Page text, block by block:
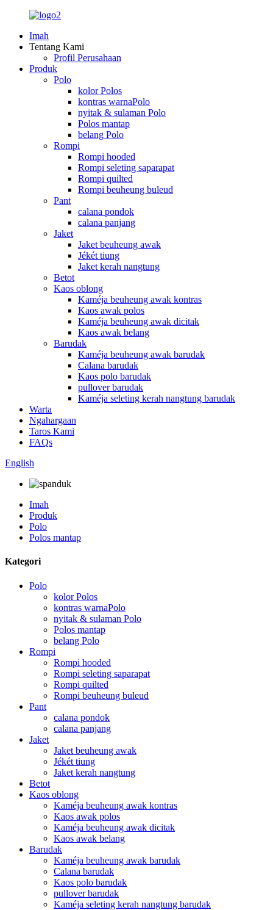
Imah
Tentang Kami
Profil Perusahaan
Produk
Polo
kolor Polos
kontras warnaPolo
nyitak & sulaman Polo
Polos mantap
belang Polo
Rompi
Rompi hooded
Rompi seleting saparapat
Rompi quilted
Rompi beuheung buleud
Pant
calana pondok
calana panjang
Jaket
Jaket beuheung awak
Jékét tiung
Jaket kerah nangtung
Betot
Kaos oblong
Kaméja beuheung awak kontras
Kaos awak polos
Kaméja beuheung awak dicitak
Kaos awak belang
Barudak
Kaméja beuheung awak barudak
Calana barudak
Kaos polo barudak
pullover barudak
Kaméja seleting kerah nangtung barudak
Warta
Ngahargaan
Taros Kami
FAQs
English
Imah
Produk
Polo
Polos mantap
Kategori
Polo
kolor Polos
kontras warnaPolo
nyitak & sulaman Polo
Polos mantap
belang Polo
Rompi
Rompi hooded
Rompi seleting saparapat
Rompi quilted
Rompi beuheung buleud
Pant
calana pondok
calana panjang
Jaket
Jaket beuheung awak
Jékét tiung
Jaket kerah nangtung
Betot
Kaos oblong
Kaméja beuheung awak kontras
Kaos awak polos
Kaméja beuheung awak dicitak
Kaos awak belang
Barudak
Kaméja beuheung awak barudak
Calana barudak
Kaos polo barudak
pullover barudak
Kaméja seleting kerah nangtung barudak